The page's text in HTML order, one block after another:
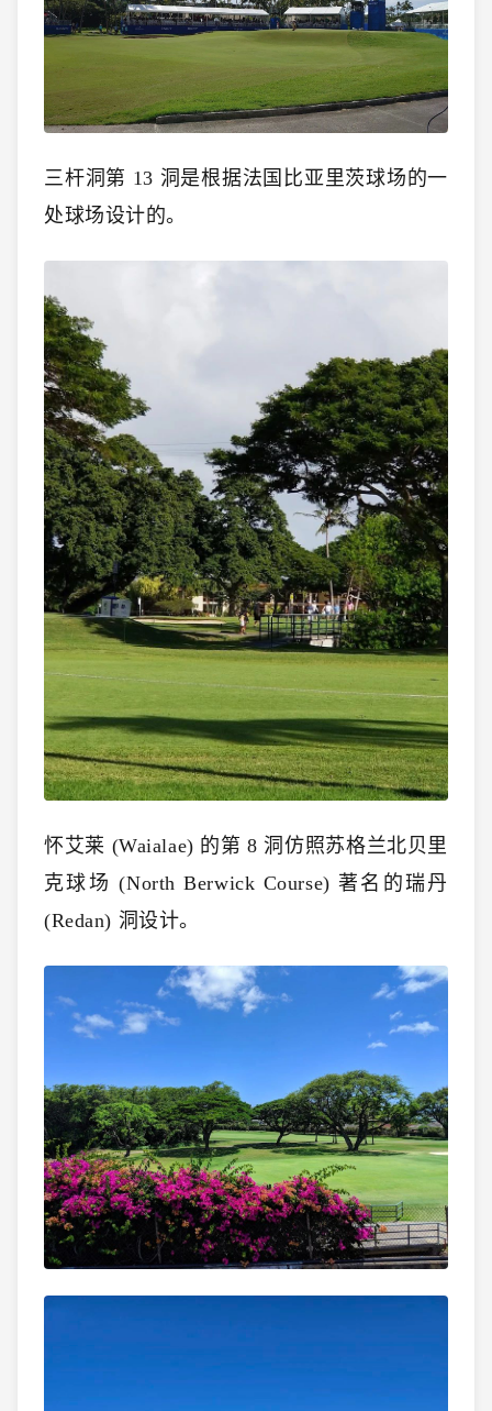
三杆洞第 13 洞是根据法国比亚里茨球场的一
处球场设计的。
怀艾莱 (Waialae) 的第 8 洞仿照苏格兰北贝里
克球场 (North Berwick Course) 著名的瑞丹
(Redan) 洞设计。